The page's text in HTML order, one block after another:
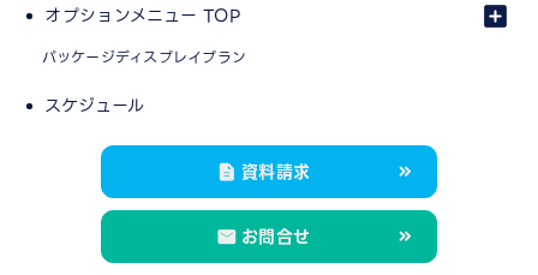
オプションメニュー TOP
パッケージディスプレイプラン
スケジュール
資料請求
お問合せ